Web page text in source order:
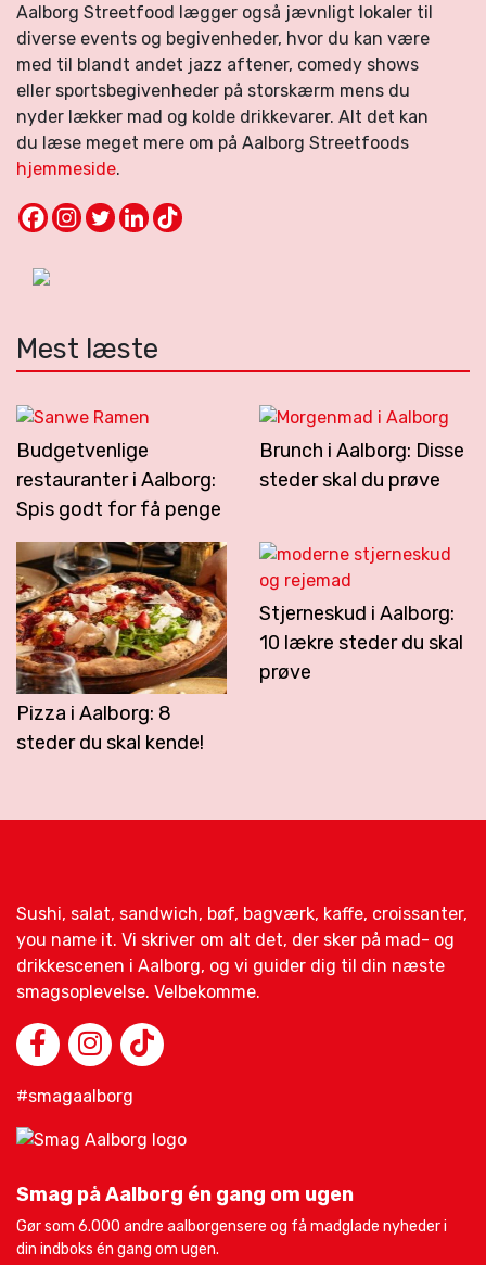
Aalborg Streetfood lægger også jævnligt lokaler til
diverse events og begivenheder, hvor du kan være
med til blandt andet jazz aftener, comedy shows
eller sportsbegivenheder på storskærm mens du
nyder lækker mad og kolde drikkevarer. Alt det kan
du læse meget mere om på Aalborg Streetfoods
hjemmeside.
Mest læste
Budgetvenlige
restauranter i Aalborg:
Spis godt for få penge
Brunch i Aalborg: Disse
steder skal du prøve
Pizza i Aalborg: 8
steder du skal kende!
Stjerneskud i Aalborg:
10 lækre steder du skal
prøve
Sushi, salat, sandwich, bøf, bagværk, kaffe, croissanter,
you name it. Vi skriver om alt det, der sker på mad- og
drikkescenen i Aalborg, og vi guider dig til din næste
smagsoplevelse. Velbekomme.
#smagaalborg
Smag på Aalborg én gang om ugen
Gør som 6.000 andre aalborgensere og få madglade nyheder i
din indboks én gang om ugen.